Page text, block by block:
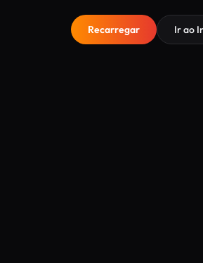
Recarregar Ir ao